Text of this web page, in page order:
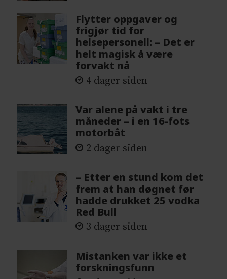
Flytter oppgaver og
frigjør tid for
helsepersonell: – Det er
helt magisk å være
forvakt nå
4 dager siden
Var alene på vakt i tre
måneder – i en 16-fots
motorbåt
2 dager siden
– Etter en stund kom det
frem at han døgnet før
hadde drukket 25 vodka
Red Bull
3 dager siden
Mistanken var ikke et
forskningsfunn